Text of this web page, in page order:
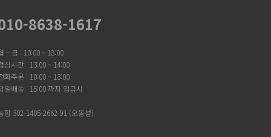
8638-1617
~ 금 : 10:00 ~ 18:00
심시간 : 13:00 ~ 14:00
화주문 : 10:00 ~ 13:00
일배송 : 15:00 까지 입금시
협 302-1405-2662-91 (오동성)